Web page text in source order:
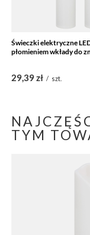
Świeczki elektryczne
płomieniem wkłady do
29,39 zł / szt.
TYM